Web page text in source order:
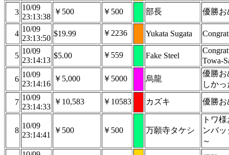
3
10/09
23:13:38
￥500 ￥500 部長 優勝お
4
10/09
23:13:50
$19.99 ￥2236 Yukata Sugata
5
10/09
23:14:13
$5.00 ￥559 Fake Steel
Towa-
6
10/09
23:14:16
￥5,000 ￥5000 烏龍
優勝お
しか
7
10/09
23:14:33
￥10,583 ￥10583 カズキ 優勝お
8
10/09
23:14:41
￥500 ￥500 万願寺タケシ
トワ
ンバ
～